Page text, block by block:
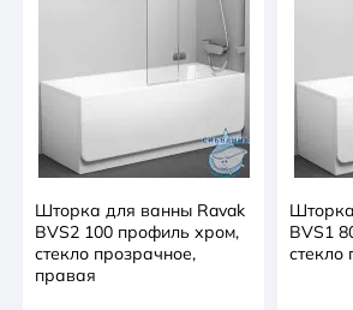
Шторка для ванны Ravak
BVS2 100 профиль хром,
стекло прозрачное,
правая
BVS1
стекло